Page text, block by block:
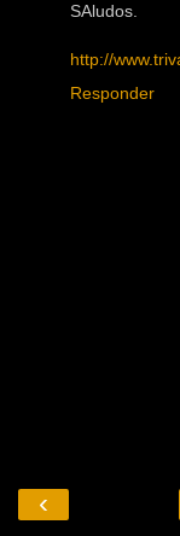
SAludos.
http://
Responder
‹